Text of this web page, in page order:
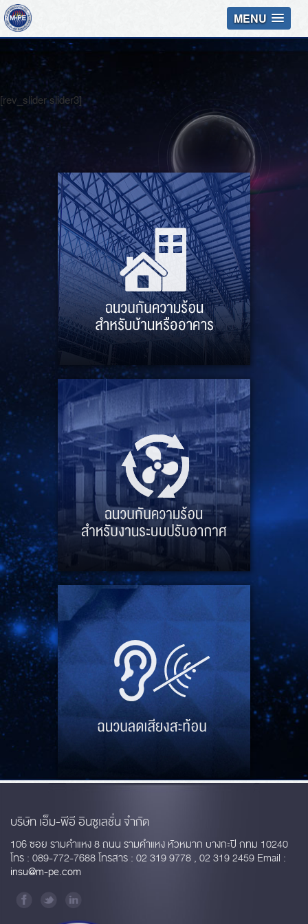
MENU
[rev_slider slider3]
บริษัท เอ็ม-พีอี อินซูเลชั่น จำกัด
106 ซอย รามคำแหง 8 ถนน รามคำแหง หัวหมาก บางกะปิ กทม 10240
โทร : 089-772-7688 โทรสาร : 02 319 9778 , 02 319 2459 Email :
insu@m-pe.com